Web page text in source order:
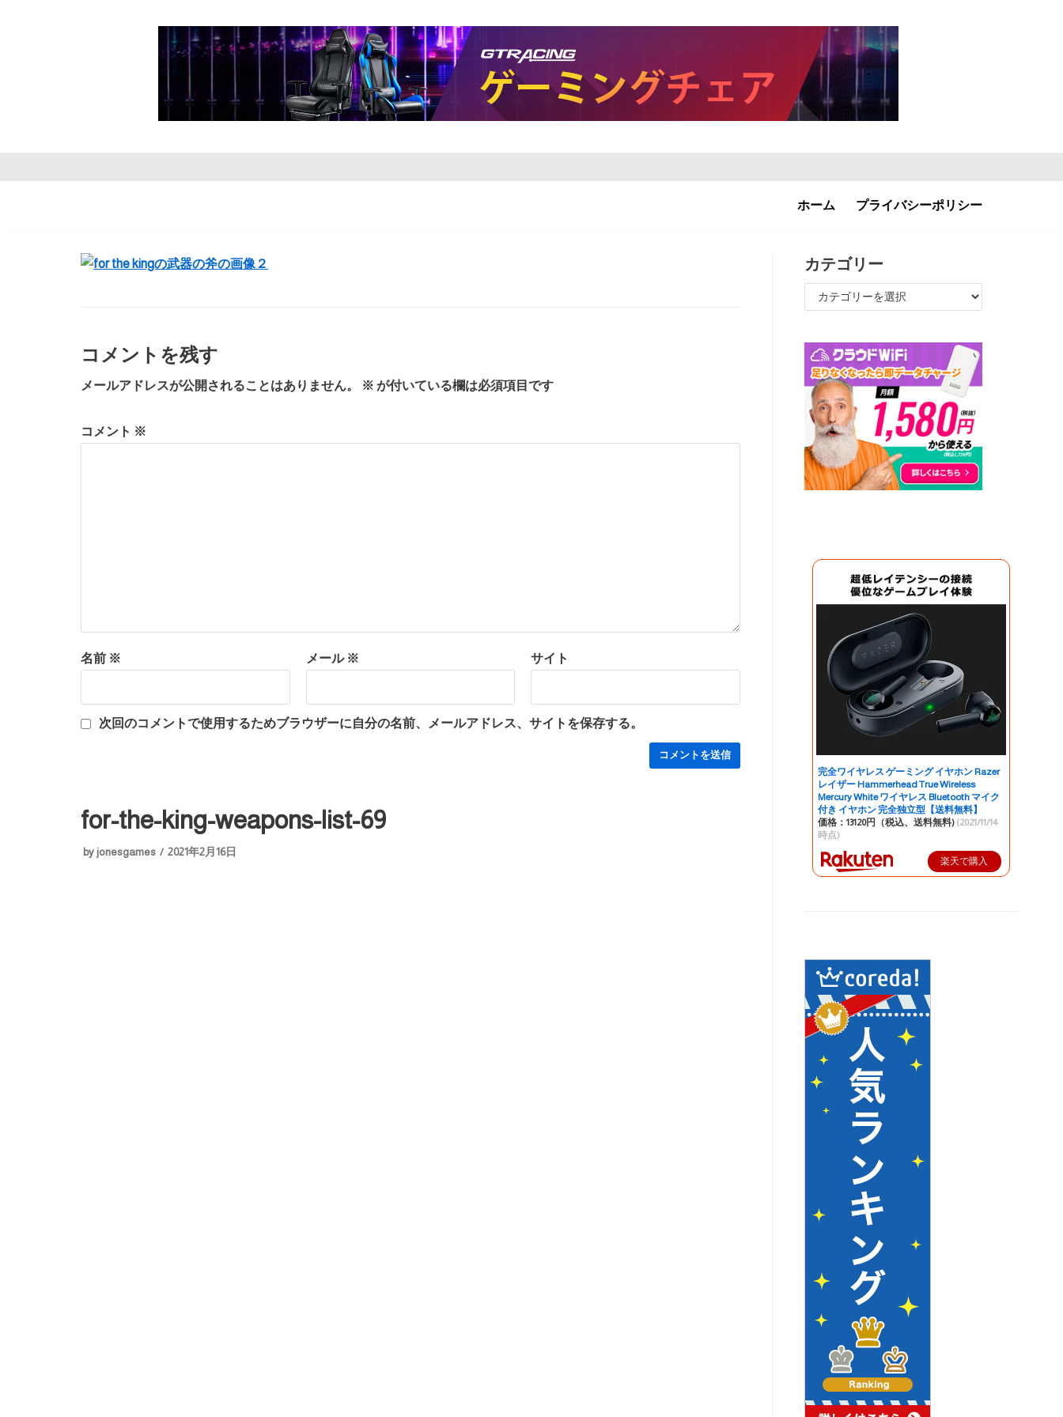
ホーム プライバシーポリシー
コメントを残す
メールアドレスが公開されることはありません。 ※ が付いている欄は必須項目です
コメント ※
名前 ※ メール ※ サイト
次回のコメントで使用するためブラウザーに自分の名前、メールアドレス、サイトを保存する。
for-the-king-weapons-list-69
by jonesgames 2021年2月16日
カテゴリー
完全ワイヤレス ゲーミング イヤホン Razer
レイザー Hammerhead True Wireless
Mercury White ワイヤレス Bluetooth マイク
付き イヤホン 完全独立型【送料無料】
価格：13120円（税込、送料無料) (2021/11/14
時点)
楽天で購入